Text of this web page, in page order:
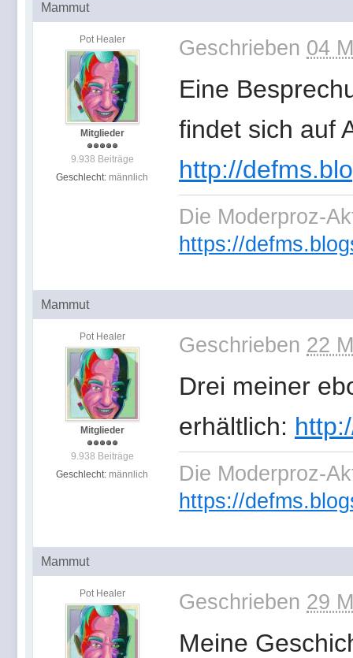
Mammut
Pot Healer
Mitglieder
9.938 Beiträge
Geschlecht: männlich
Geschrieben 04
Eine
findet sich auf
http://
Die Moderproz-
https://
Mammut
Pot Healer
Mitglieder
9.938 Beiträge
Geschlecht: männlich
Geschrieben 22
Drei meiner
erhältlich:
Die Moderproz-
https://
Mammut
Pot Healer Geschrieben 29
Meine